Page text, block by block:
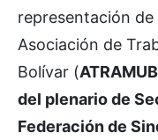
representación
Asociación de
Bolívar (
del plenario de
Federación de